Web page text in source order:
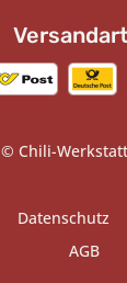
© Chili-
Datenschutz
AGB